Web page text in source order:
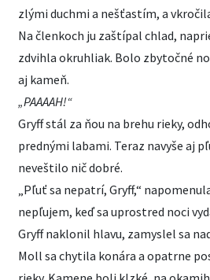
zlými duchmi a nešťastím, a
Na členkoch ju zaštípal chlad,
zdvihla okruhliak. Bolo zbytočné
aj kameň.
„PAAAAH!“
Gryff stál za ňou na brehu rieky,
prednými labami. Teraz navyše aj
neveštilo nič dobré.
„Pľuť sa nepatrí, Gryff,“
nepľujem, keď sa uprostred noci
Gryff naklonil hlavu, zamyslel sa
Moll sa chytila konára a opatrne